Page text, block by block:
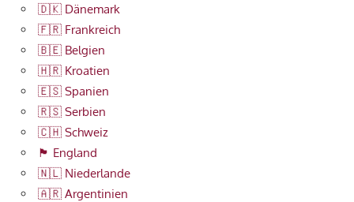
🇩🇰 Dänemark
🇫🇷 Frankreich
🇧🇪 Belgien
🇭🇷 Kroatien
🇪🇸 Spanien
🇷🇸 Serbien
🇨🇭 Schweiz
🏴󠁧󠁢󠁥󠁮󠁧󠁿 England
🇳🇱 Niederlande
🇦🇷 Argentinien